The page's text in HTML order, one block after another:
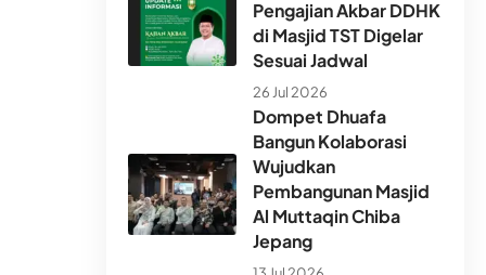
Pengajian Akbar DDHK
di Masjid TST Digelar
Sesuai Jadwal
26 Jul 2026
Dompet Dhuafa
Bangun Kolaborasi
Wujudkan
Pembangunan Masjid
Al Muttaqin Chiba
Jepang